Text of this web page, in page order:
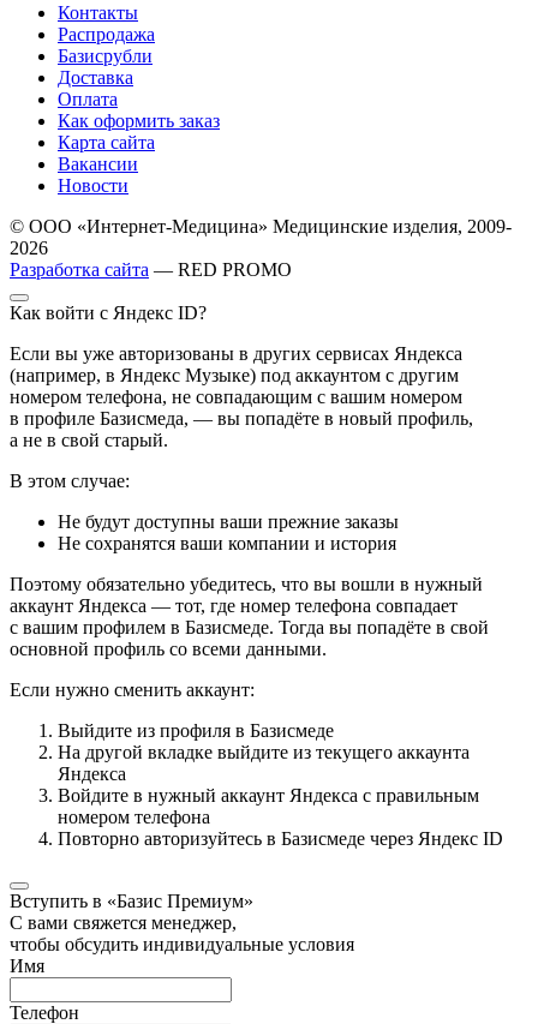
Контакты
Распродажа
Базисрубли
Доставка
Оплата
Как оформить заказ
Карта сайта
Вакансии
Новости
© ООО «Интернет-Медицина» Медицинские изделия, 2009-
2026
Разработка сайта — RED PROMO
Как войти с Яндекс ID?
Если вы уже авторизованы в других сервисах Яндекса
(например, в Яндекс Музыке) под аккаунтом с другим
номером телефона, не совпадающим с вашим номером
в профиле Базисмеда, — вы попадёте в новый профиль,
а не в свой старый.
В этом случае:
Не будут доступны ваши прежние заказы
Не сохранятся ваши компании и история
Поэтому обязательно убедитесь, что вы вошли в нужный
аккаунт Яндекса — тот, где номер телефона совпадает
с вашим профилем в Базисмеде. Тогда вы попадёте в свой
основной профиль со всеми данными.
Если нужно сменить аккаунт:
Выйдите из профиля в Базисмеде
На другой вкладке выйдите из текущего аккаунта
Яндекса
Войдите в нужный аккаунт Яндекса с правильным
номером телефона
Повторно авторизуйтесь в Базисмеде через Яндекс ID
Вступить в «Базис Премиум»
С вами свяжется менеджер,
чтобы обсудить индивидуальные условия
Имя
Телефон